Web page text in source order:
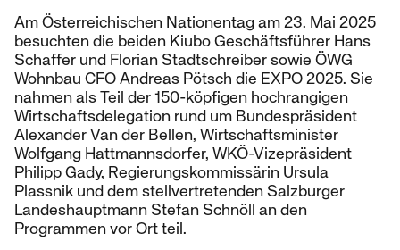
Am Österreichischen Nationentag am 23. Mai 2025
besuchten die beiden Kiubo Geschäftsführer Hans
Schaffer und Florian Stadtschreiber sowie ÖWG
Wohnbau CFO Andreas Pötsch die EXPO 2025. Sie
nahmen als Teil der 150-köpfigen hochrangigen
Wirtschaftsdelegation rund um Bundespräsident
Alexander Van der Bellen, Wirtschaftsminister
Wolfgang Hattmannsdorfer, WKÖ-Vizepräsident
Philipp Gady, Regierungskommissärin Ursula
Plassnik und dem stellvertretenden Salzburger
Landeshauptmann Stefan Schnöll an den
Programmen vor Ort teil.